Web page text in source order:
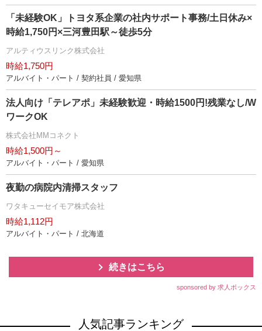
「未経験OK」トヨタ系企業の社内サポート事務/土日休み×
時給1,750円×三河豊田駅～徒歩5分
アルティウスリンク株式会社
時給1,750円
アルバイト・パート / 契約社員 / 愛知県
法人向け「テレアポ」未経験歓迎・時給1500円!残業なし/W
ワークOK
株式会社MMコネクト
時給1,500円～
アルバイト・パート / 愛知県
夜勤の病院内清掃スタッフ
ワタキューセイモア株式会社
時給1,112円
アルバイト・パート / 北海道
続きはこちら
sponsored by 求人ボックス
人気記事ランキング